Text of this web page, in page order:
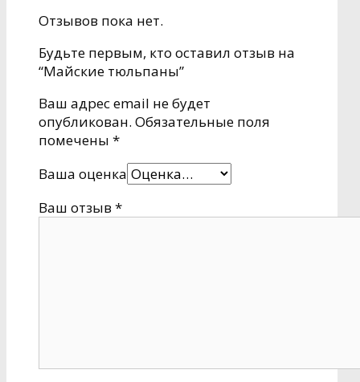
Отзывов пока нет.
Будьте первым, кто оставил отзыв на
“Майские тюльпаны”
Ваш адрес email не будет
опубликован. Обязательные поля
помечены *
Ваша оценка
Ваш отзыв *